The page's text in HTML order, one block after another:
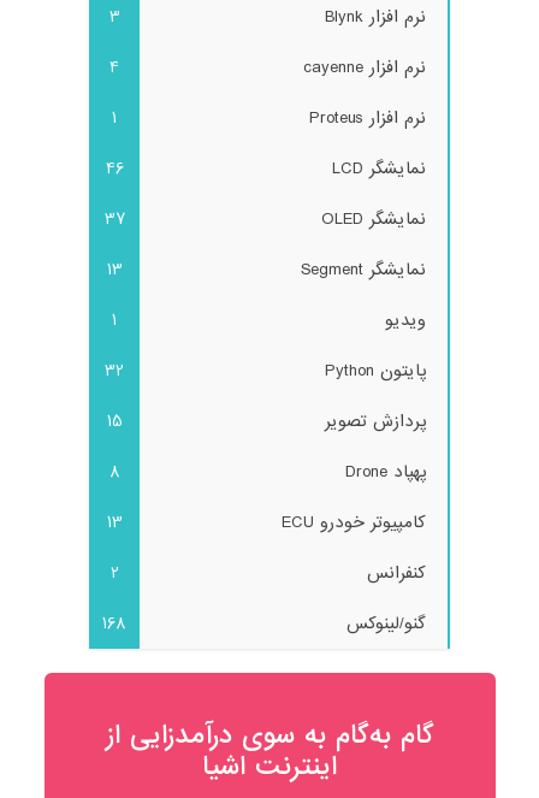
نرم افزار Blynk
3
نرم افزار cayenne
4
نرم افزار Proteus
1
نمایشگر LCD
46
نمایشگر OLED
37
نمایشگر Segment
13
ویدیو
1
پایتون Python
32
پردازش تصویر
15
پهپاد Drone
8
کامپیوتر خودرو ECU
13
کنفرانس
2
گنو/لینوکس
168
گام به‌گام به‌ سوی درآمدزایی از
اینترنت اشیا